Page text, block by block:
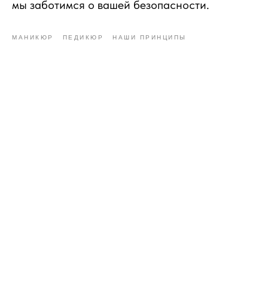
мы заботимся о вашей безопасности.
МАНИКЮР ПЕДИКЮР НАШИ ПРИНЦИПЫ